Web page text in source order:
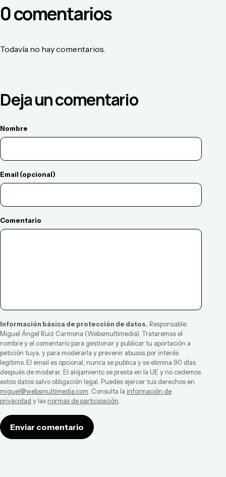
0comentarios
Todavía no hay comentarios.
Deja un comentario
Nombre
Email (opcional)
Comentario
Información básica de protección de datos. Responsable:
Miguel Ángel Ruiz Carmona (Websmultimedia). Trataremos el
nombre y el comentario para gestionar y publicar tu aportación a
petición tuya, y para moderarla y prevenir abusos por interés
legítimo. El email es opcional, nunca se publica y se elimina 90 días
después de moderar. El alojamiento se presta en la UE y no cedemos
estos datos salvo obligación legal. Puedes ejercer tus derechos en
miguel@websmultimedia.com . Consulta la información de
privacidad y las normas de participación
Enviar comentario